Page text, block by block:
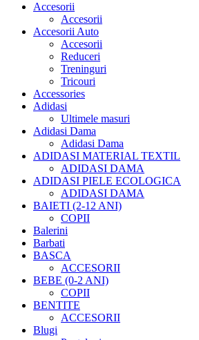
Accesorii
Accesorii
Accesorii Auto
Accesorii
Reduceri
Treninguri
Tricouri
Accessories
Adidasi
Ultimele masuri
Adidasi Dama
Adidasi Dama
ADIDASI MATERIAL TEXTIL
ADIDASI DAMA
ADIDASI PIELE ECOLOGICA
ADIDASI DAMA
BAIETI (2-12 ANI)
COPII
Balerini
Barbati
BASCA
ACCESORII
BEBE (0-2 ANI)
COPII
BENTITE
ACCESORII
Blugi